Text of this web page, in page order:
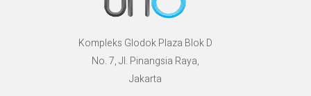
Kompleks Glodok Plaza Blok D
No. 7, Jl. Pinangsia Raya,
Jakarta